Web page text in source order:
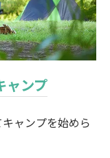
ャンプ
ャンプを始めら